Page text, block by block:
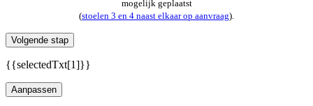
mogelijk geplaatst
(stoelen 3 en 4 naast elkaar op aanvraag).
Volgende stap
{{selectedTxt[1]}}
Aanpassen